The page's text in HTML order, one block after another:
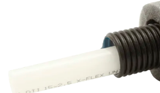
Be om tilbud